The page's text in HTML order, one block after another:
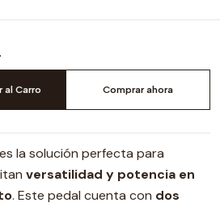
al Carro Comprar ahora
es la solución perfecta para
versatilidad y potencia en
. Este pedal cuenta con dos